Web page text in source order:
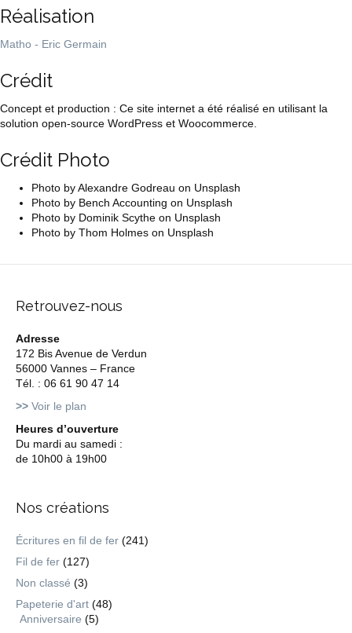
Réalisation
Matho - Eric Germain
Crédit
Concept et production : Ce site internet a été réalisé en utilisant la
solution open-source WordPress et Woocommerce.
Crédit Photo
Photo by Alexandre Godreau on Unsplash
Photo by Bench Accounting on Unsplash
Photo by Dominik Scythe on Unsplash
Photo by Thom Holmes on Unsplash
Retrouvez-nous
Adresse
172 Bis Avenue de Verdun
56000 Vannes – France
Tél. : 06 61 90 47 14
>> Voir le plan
Heures d’ouverture
Du mardi au samedi :
de 10h00 à 19h00
Nos créations
Écritures en fil de fer (241)
Fil de fer (127)
Non classé (3)
Papeterie d'art (48)
Anniversaire (5)